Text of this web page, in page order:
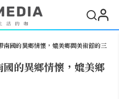
南國的異鄉情懷，媲美鄉間美術館的三
國的異鄉情懷，媲美鄉